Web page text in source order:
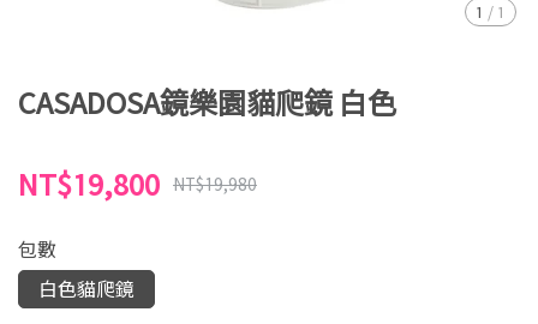
1 / 1
CASADOSA鏡樂園貓爬鏡 白色
NT$19,800 NT$19,980
包數
白色貓爬鏡